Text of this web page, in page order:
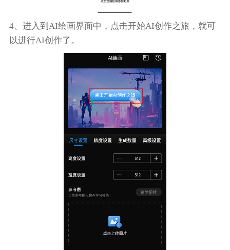
4、进入到AI绘画界面中，点击开始AI创作之旅，就可
以进行AI创作了。